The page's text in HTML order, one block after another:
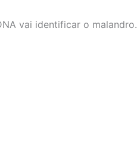
vai identificar o malandro.